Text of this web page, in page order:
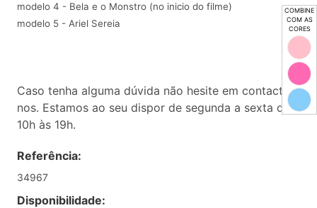
COMBINE
COM AS
CORES
modelo 4 - Bela e o Monstro (no inicio do filme)
modelo 5 - Ariel Sereia
Caso tenha alguma dúvida não hesite em contactar-
nos. Estamos ao seu dispor de segunda a sexta das
10h às 19h.
Referência:
34967
Disponibilidade: